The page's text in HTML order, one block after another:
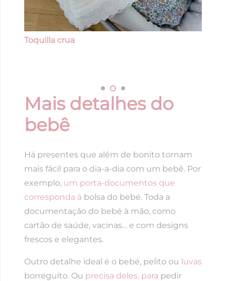
Toquilla crua
Mais detalhes do
bebê
Há presentes que além de bonito tornam
mais fácil para o dia-a-dia com um bebê. Por
exemplo, um porta-documentos que
corresponda à bolsa do bebé. Toda a
documentação do bebé à mão, como
cartão de saúde, vacinas… e com designs
frescos e elegantes.
Outro detalhe ideal é o bebé, pelito ou luvas
borreguito. Ou precisa deles, para pedir